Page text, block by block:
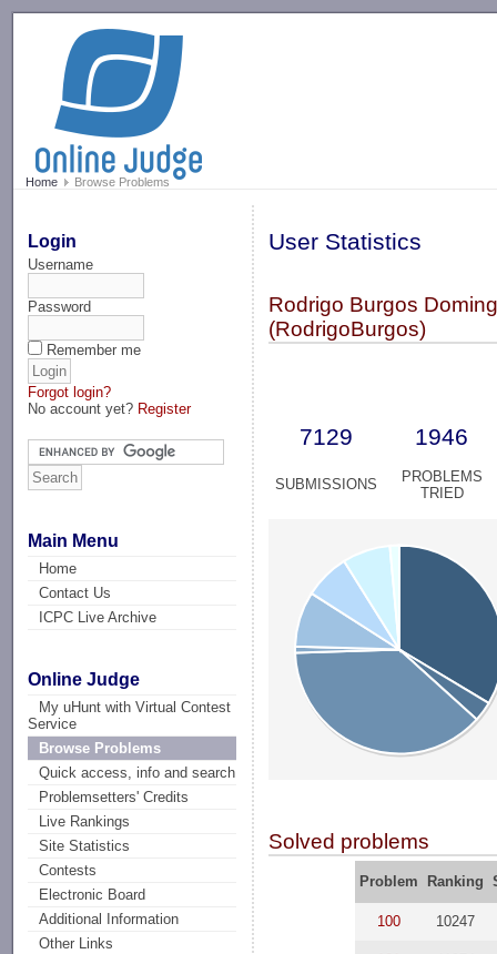
Home Browse Problems
Login
Username
Password
Remember me
Forgot login?
No account yet? Register
Main Menu
Home
Contact Us
ICPC Live Archive
Online Judge
My uHunt with Virtual Contest
Service
Browse Problems
Quick access, info and search
Problemsetters' Credits
Live Rankings
Site Statistics
Contests
Electronic Board
Additional Information
Other Links
User Statistics
Rodrigo Burgos
(RodrigoBurgos)
7129 1946
SUBMISSIONS
PROBLEMS
TRIED
Solved problems
Problem Ranking
100 10247